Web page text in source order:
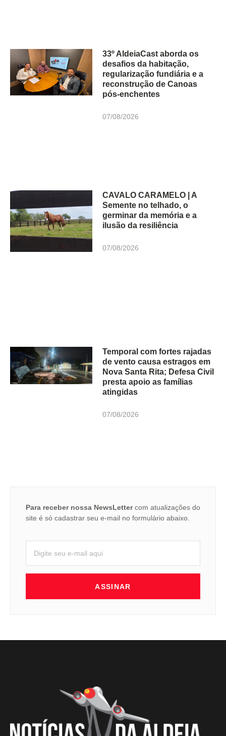
33º AldeiaCast aborda os
desafios da habitação,
regularização fundiária e a
reconstrução de Canoas
pós-enchentes
07/08/2026
CAVALO CARAMELO | A
Semente no telhado, o
germinar da memória e a
ilusão da resiliência
07/08/2026
Temporal com fortes rajadas
de vento causa estragos em
Nova Santa Rita; Defesa Civil
presta apoio as famílias
atingidas
07/08/2026
Para receber nossa NewsLettercom atualizações do
site é só cadastrar seu e-mail no formulário abaixo.
ASSINAR